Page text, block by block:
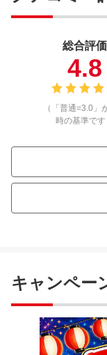
総合評価
4.8
（「普通=3.0」
時の基準です
キャンペー